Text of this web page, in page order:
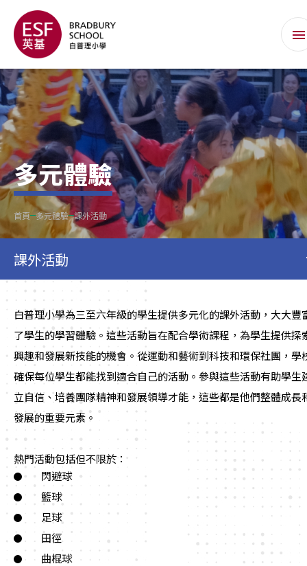
多元體驗
首頁 多元體驗 課外活動
課外活動
白普理小學為三至六年級的學生提供多元化的課外活動，大大豐
了學生的學習體驗。這些活動旨在配合學術課程，為學生提供探
興趣和發展新技能的機會。從運動和藝術到科技和環保社團，學
確保每位學生都能找到適合自己的活動。參與這些活動有助學生
立自信、培養團隊精神和發展領導才能，這些都是他們整體成長
發展的重要元素。
熱門活動包括但不限於：
閃避球
籃球
足球
田徑
曲棍球